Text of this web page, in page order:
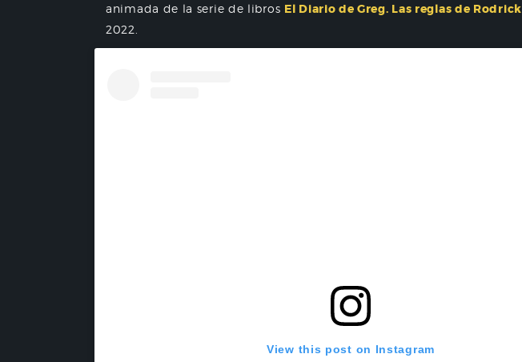
animada de la serie de libros El Diario de Greg. Las reglas de Rodrick
2022.
View this post on Instagram